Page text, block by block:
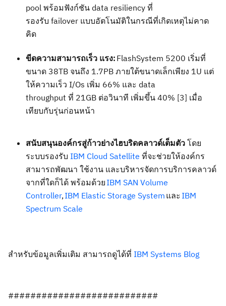
pool พร้อมฟังก์ชัน data resiliency ที่
รองรับ failover แบบอัตโนมัติในกรณีที่เกิดเหตุไม่คาด
คิด
ขีดความสามารถเร็ว แรง: FlashSystem 5200 เริ่มที่
ขนาด 38TB จนถึง 1.7PB ภายใต้ขนาดเล็กเพียง 1U แต่
ให้ความเร็ว I/Os เพิ่ม 66% และ data
throughput ที่ 21GB ต่อวินาที เพิ่มขึ้น 40% [3] เมื่อ
เทียบกับรุ่นก่อนหน้า
สนับสนุนองค์กรสู่ก้าวย่างไฮบริดคลาวด์เต็มตัว โดย
ระบบรองรับ IBM Cloud Satellite ที่จะช่วยให้องค์กร
สามารถพัฒนา ใช้งาน และบริหารจัดการบริการคลาวด์
จากที่ใดก็ได้ พร้อมด้วย IBM SAN Volume
Controller, IBM Elastic Storage System และ IBM
Spectrum Scale
สำหรับข้อมูลเพิ่มเติม สามารถดูได้ที่ IBM Systems Blog
###########################